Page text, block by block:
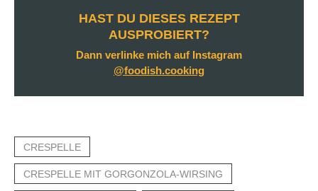
HAST DU DIESES REZEPT
AUSPROBIERT?
Dann verlinke mich auf Instagram
@foodish.cooking
CRESPELLE
CRESPELLE MIT GORGONZOLA-WIRSING